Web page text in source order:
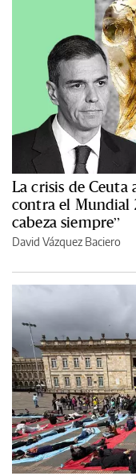
La crisis de Ceuta
contra el Mundial
cabeza siempre”
David Vázquez Baciero